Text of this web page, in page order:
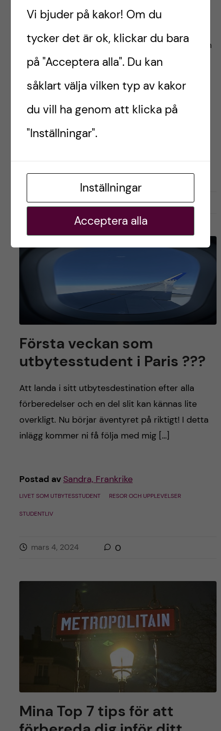
utbyte ?
Under min vistelse i Paris har jag passat på och
testat många roliga aktiviteter. I detta inlägg
aktiviteter som du inte får missa under ditt
utbyte ?.
april 1, 2024 0
Första veckan som
utbytesstudent i Paris ???
Att landa i sitt utbytesdestination efter alla
förberedelser och en del slit kan kännas lite
overkligt. Nu börjar äventyret på riktigt! I detta
inlägg kommer ni få följa med mig […]
Postad av Sandra, Frankrike
LIVET SOM UTBYTESSTUDENT RESOR OCH UPPLEVELSER
STUDENTLIV
mars 4, 2024 0
Mina Top 7 tips för att
Vi bjuder på kakor! Om du
tycker det är ok, klickar du bara
på "Acceptera alla". Du kan
såklart välja vilken typ av kakor
du vill ha genom att klicka på
"Inställningar".
Inställningar
Acceptera alla